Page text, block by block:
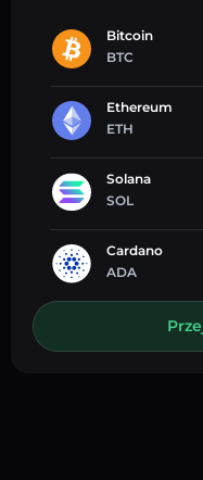
Bitcoin
BTC
Ethereum
ETH
Solana
SOL
Cardano
ADA